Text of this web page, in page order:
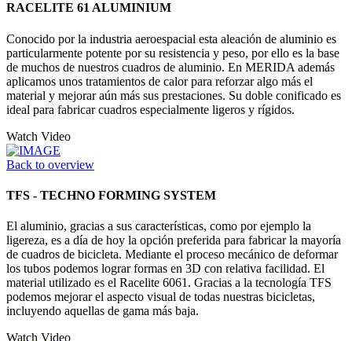
RACELITE 61 ALUMINIUM
Conocido por la industria aeroespacial esta aleación de aluminio es
particularmente potente por su resistencia y peso, por ello es la base
de muchos de nuestros cuadros de aluminio. En MERIDA además
aplicamos unos tratamientos de calor para reforzar algo más el
material y mejorar aún más sus prestaciones. Su doble conificado es
ideal para fabricar cuadros especialmente ligeros y rígidos.
Watch Video
Back to overview
TFS - TECHNO FORMING SYSTEM
El aluminio, gracias a sus características, como por ejemplo la
ligereza, es a día de hoy la opción preferida para fabricar la mayoría
de cuadros de bicicleta. Mediante el proceso mecánico de deformar
los tubos podemos lograr formas en 3D con relativa facilidad. El
material utilizado es el Racelite 6061. Gracias a la tecnología TFS
podemos mejorar el aspecto visual de todas nuestras bicicletas,
incluyendo aquellas de gama más baja.
Watch Video